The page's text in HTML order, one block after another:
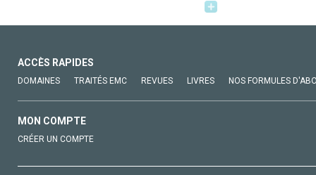
ACCÈS RAPIDES
DOMAINES TRAITÉS EMC REVUES LIVRES NOS FORMULES
MON COMPTE
CRÉER UN COMPTE